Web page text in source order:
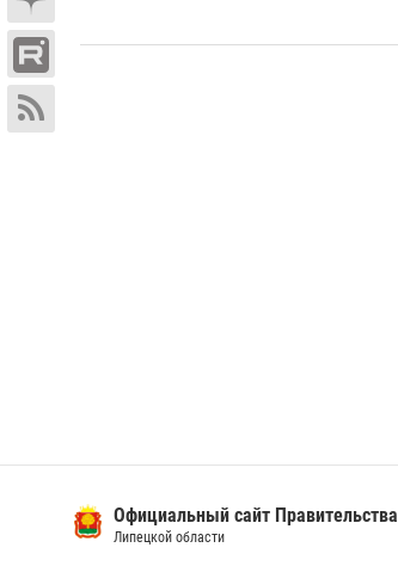
Официальный сайт Правительства
Липецкой области